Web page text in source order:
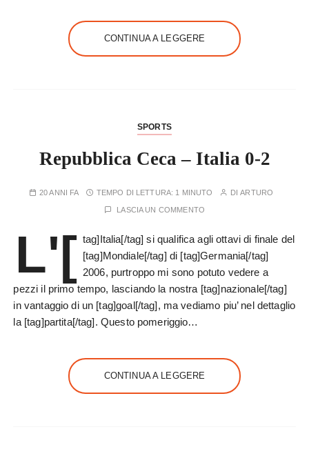
CONTINUA A LEGGERE
SPORTS
Repubblica Ceca – Italia 0-2
20 ANNI FA TEMPO DI LETTURA: 1 MINUTO DIARTURO
LASCIA UN COMMENTO
L'[ tag]Italia[/tag] si qualifica agli ottavi di finale del
[tag]Mondiale[/tag] di [tag]Germania[/tag]
2006, purtroppo mi sono potuto vedere a
pezzi il primo tempo, lasciando la nostra [tag]nazionale[/tag]
in vantaggio di un [tag]goal[/tag], ma vediamo piu’ nel dettaglio
la [tag]partita[/tag]. Questo pomeriggio…
CONTINUA A LEGGERE